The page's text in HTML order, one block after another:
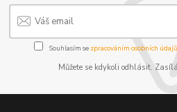
Souhlasím se zpracováním osobních údajů
Můžete se kdykoli odhlásit.